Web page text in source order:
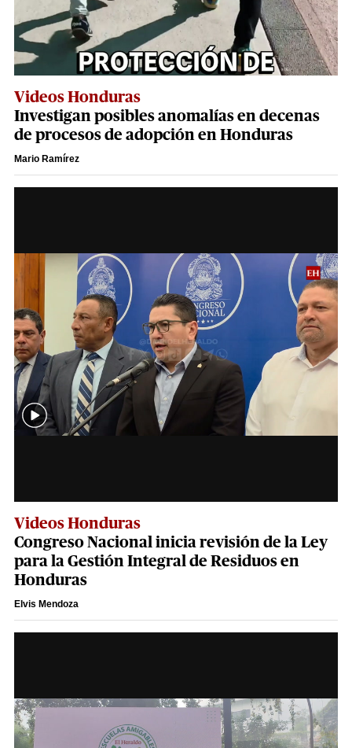
Videos Honduras
Investigan posibles anomalías en decenas
de procesos de adopción en Honduras
Mario Ramírez
Videos Honduras
Congreso Nacional inicia revisión de la Ley
para la Gestión Integral de Residuos en
Honduras
Elvis Mendoza